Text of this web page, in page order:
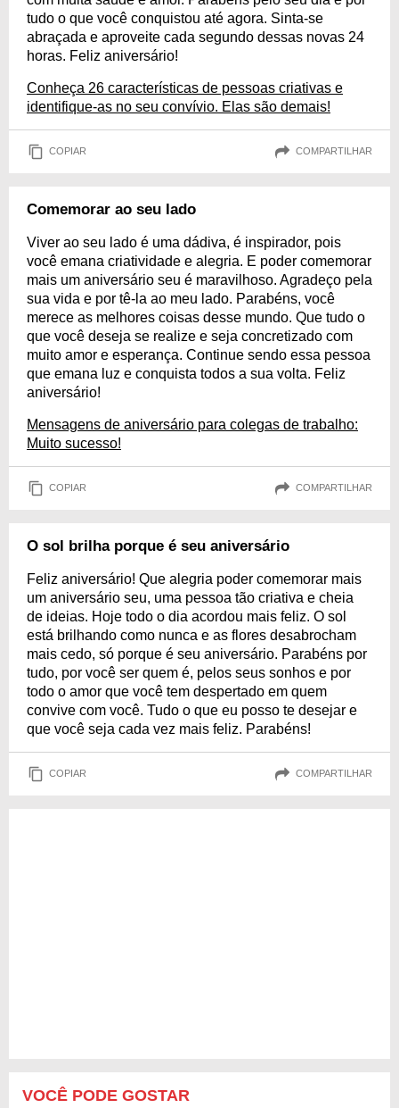
tudo o que você conquistou até agora. Sinta-se
abraçada e aproveite cada segundo dessas novas 24
horas. Feliz aniversário!
Conheça 26 características de pessoas criativas e
identifique-as no seu convívio. Elas são demais!
COPIAR COMPARTILHAR
Comemorar ao seu lado
Viver ao seu lado é uma dádiva, é inspirador, pois
você emana criatividade e alegria. E poder comemorar
mais um aniversário seu é maravilhoso. Agradeço pela
sua vida e por tê-la ao meu lado. Parabéns, você
merece as melhores coisas desse mundo. Que tudo o
que você deseja se realize e seja concretizado com
muito amor e esperança. Continue sendo essa pessoa
que emana luz e conquista todos a sua volta. Feliz
aniversário!
Mensagens de aniversário para colegas de trabalho:
Muito sucesso!
COPIAR COMPARTILHAR
O sol brilha porque é seu aniversário
Feliz aniversário! Que alegria poder comemorar mais
um aniversário seu, uma pessoa tão criativa e cheia
de ideias. Hoje todo o dia acordou mais feliz. O sol
está brilhando como nunca e as flores desabrocham
mais cedo, só porque é seu aniversário. Parabéns por
tudo, por você ser quem é, pelos seus sonhos e por
todo o amor que você tem despertado em quem
convive com você. Tudo o que eu posso te desejar e
que você seja cada vez mais feliz. Parabéns!
COPIAR COMPARTILHAR
VOCÊ PODE GOSTAR